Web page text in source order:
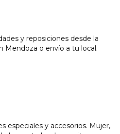
y reposiciones desde la
Mendoza o envío a tu local.
especiales y accesorios. Mujer,